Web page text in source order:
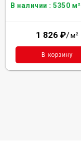
В наличии : 5350 м²
1 826 ₽/м²
В корзину